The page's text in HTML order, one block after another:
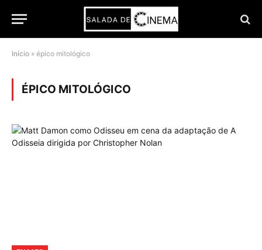
Início » épico mitológico
ÉPICO MITOLÓGICO